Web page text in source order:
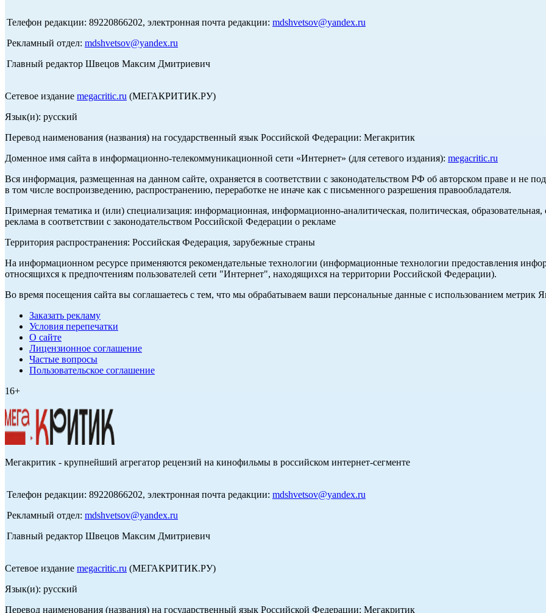
Телефон редакции: 89220866202, электронная почта редакции: mdshvetsov@yandex.ru
Рекламный отдел: mdshvetsov@yandex.ru
Главный редактор Швецов Максим Дмитриевич
Сетевое издание megacritic.ru (МЕГАКРИТИК.РУ)
Язык(и): русский
Перевод наименования (названия) на государственный язык Российской Федерации: Мегакритик
Доменное имя сайта в информационно-телекоммуникационной сети «Интернет» (для сетевого издания): megacritic.ru
Вся информация, размещенная на данном сайте, охраняется в соответствии с законодательством РФ об авторском праве и не
в том числе воспроизведению, распространению, переработке не иначе как с письменного разрешения правообладателя.
Примерная тематика и (или) специализация: информационная, информационно-аналитическая, политическая, образовательная,
реклама в соответствии с законодательством Российской Федерации о рекламе
Территория распространения: Российская Федерация, зарубежные страны
На информационном ресурсе применяются рекомендательные технологии (информационные технологии предоставления
относящихся к предпочтениям пользователей сети "Интернет", находящихся на территории Российской Федерации).
Во время посещения сайта вы соглашаетесь с тем, что мы обрабатываем ваши персональные данные с использованием метрик
Заказать рекламу
Условия перепечатки
О сайте
Лицензионное соглашение
Частые вопросы
Пользовательское соглашение
16+
Мегакритик - крупнейший агрегатор рецензий на кинофильмы в российском интернет-сегменте
Телефон редакции: 89220866202, электронная почта редакции: mdshvetsov@yandex.ru
Рекламный отдел: mdshvetsov@yandex.ru
Главный редактор Швецов Максим Дмитриевич
Сетевое издание megacritic.ru (МЕГАКРИТИК.РУ)
Язык(и): русский
Перевод наименования (названия) на государственный язык Российской Федерации: Мегакритик